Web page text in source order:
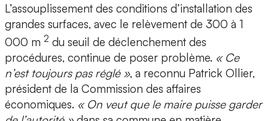
L’assouplissement des conditions d’installation des
grandes surfaces, avec le relèvement de 300 à 1
000 m 2 du seuil de déclenchement des
procédures, continue de poser problème. « Ce
n’est toujours pas réglé », a reconnu Patrick Ollier,
président de la Commission des affaires
économiques. « On veut que le maire puisse garder